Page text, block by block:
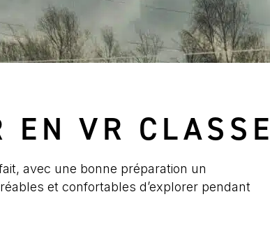
EN VR
avec une bonne préparation un
et confortables d’explorer pendant